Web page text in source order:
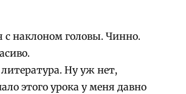
с наклоном головы. Чинно.
Ну уж нет,
этого урока у меня давно